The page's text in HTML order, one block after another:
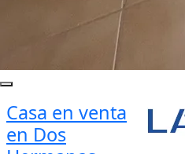
Casa en venta
en Dos